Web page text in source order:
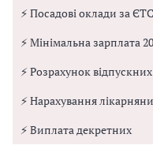
⚡ Посадові оклади за
⚡ Мінімальна зарплата
⚡ Розрахунок
⚡ Нарахування
⚡ Виплата декретних